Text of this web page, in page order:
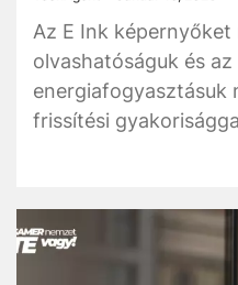
Az E Ink
olvashatóságuk és
energiafogyasztásuk
frissítési